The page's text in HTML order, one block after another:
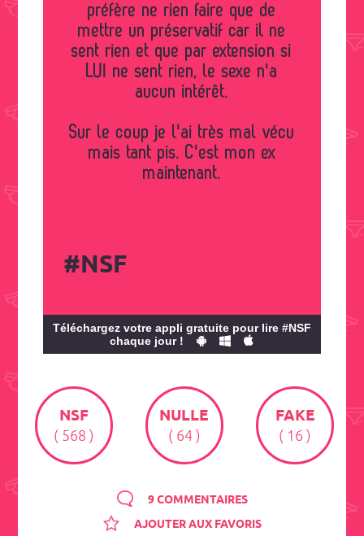
préfère ne rien faire que de
mettre un préservatif car il ne
sent rien et que par extension si
LUI ne sent rien, le sexe n'a
aucun intérêt.
Sur le coup je l'ai très mal vécu
mais tant pis. C'est mon ex
maintenant.
#NSF
Téléchargez votre appli gratuite pour lire #NSF
chaque jour !
NSF
( 568 )
NULLE
( 64 )
FAKE
( 16 )
9 COMMENTAIRES
AJOUTER AUX FAVORIS